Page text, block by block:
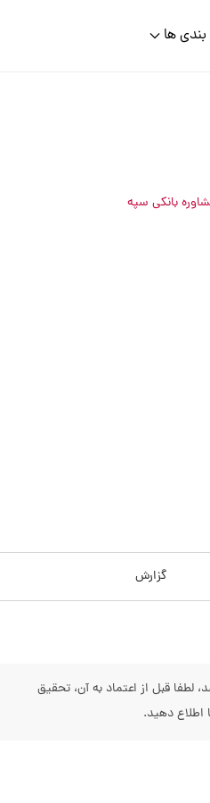
ها
بانکی سپه
گزارش
قبل از اعتماد به آن، تحقیق
دهید.